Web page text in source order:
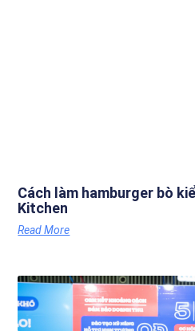
Cách làm hamburger bò
Kitchen
Read More